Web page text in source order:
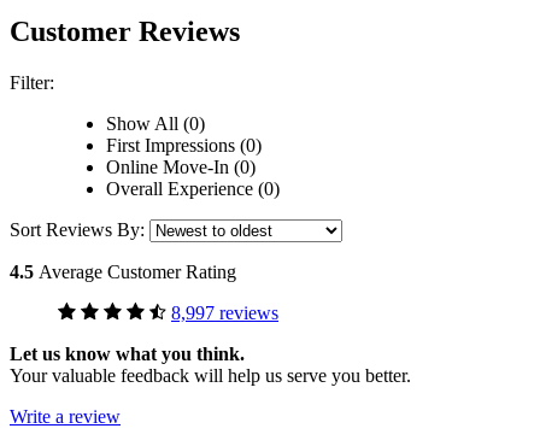
Customer Reviews
Filter:
Show All (0)
First Impressions (0)
Online Move-In (0)
Overall Experience (0)
Sort Reviews By:
4.5 Average Customer Rating
8,997 reviews
Let us know what you think.
Your valuable feedback will help us serve you better.
Write a review